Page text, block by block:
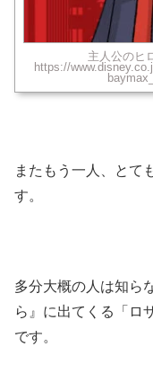
主人公のヒ
https://
またもう一人、とて
す。
多分大概の人は知ら
ら』に出てくる「ロ
です。